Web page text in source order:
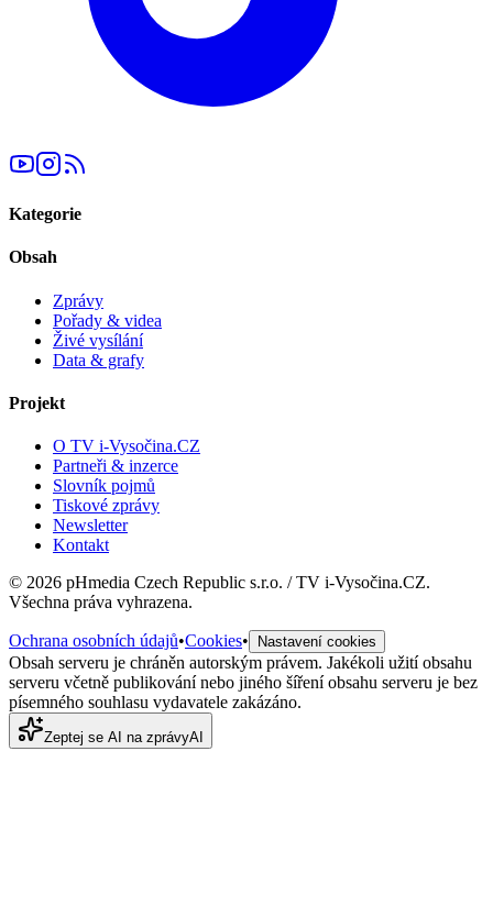
Kategorie
Obsah
Zprávy
Pořady & videa
Živé vysílání
Data & grafy
Projekt
O TV i-Vysočina.CZ
Partneři & inzerce
Slovník pojmů
Tiskové zprávy
Newsletter
Kontakt
© 2026 pHmedia Czech Republic s.r.o. / TV i-Vysočina.CZ.
Všechna práva vyhrazena.
Ochrana osobních údajů•Cookies• Nastavení cookies
Obsah serveru je chráněn autorským právem. Jakékoli užití obsahu
serveru včetně publikování nebo jiného šíření obsahu serveru je bez
písemného souhlasu vydavatele zakázáno.
Zeptej se AI na zprávyAI